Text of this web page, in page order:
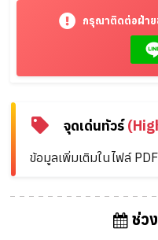
กรุณาติดต่อฝ่าย
จุดเด่นทัวร์
ข้อมูลเพิ่มเติมในไฟล์ PDF
ช่วง